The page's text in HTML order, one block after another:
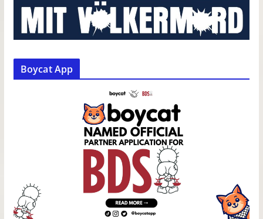
Boycat App